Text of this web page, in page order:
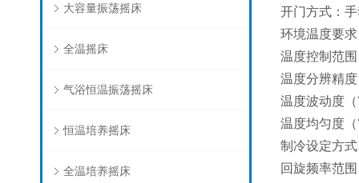
大容量振荡摇床
全温摇床
气浴恒温振荡摇床
恒温培养摇床
全温培养摇床
开门方式：
环境温度要
温度控制范
温度分辨精
温度波动度
温度均匀度
制冷设定方
回旋频率范